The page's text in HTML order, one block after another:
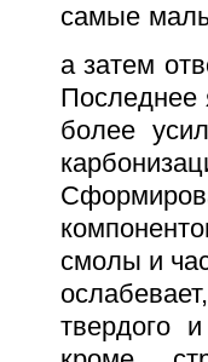
самые
а затем
Последнее
более
смолы и
твердого